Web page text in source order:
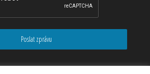
Poslat zprávu